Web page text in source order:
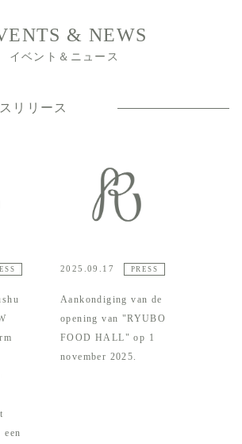
& NEWS
イベント＆ニュース
リリース
een
2025.09.17 PRESS
Aankondiging van de
opening van "RYUBO
FOOD HALL" op 1
november 2025.